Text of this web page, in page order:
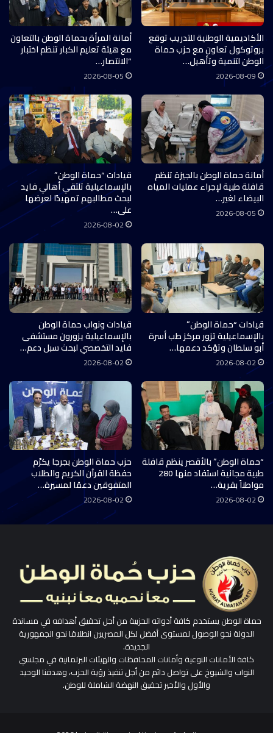
الأكاديمية الوطنية للتدريب توقع
بروتوكول تعاون مع حزب حماة
الوطن لتنمية وتأهيل…
2026-08-09
أمانة المرأة بحماة الوطن بالتعاون
مع هيئة تعليم الكبار تنظم اختبار
“الانتصار…
2026-08-05
أمانة حماة الوطن بالجيزة تنظم
قافلة طبية لإجراء عمليات المياه
البيضاء لغير…
2026-08-05
قيادات “حماة الوطن”
بالإسماعيلية تلتقي أهالي فايد
لبحث مطالبهم تمهيدًا لعرضها
على…
2026-08-02
قيادات “حماة الوطن”
بالإسماعيلية تزور مركز طب أسرة
أبو سلطان وتؤكد دعمها…
2026-08-02
قيادات ونواب حماة الوطن
بالإسماعيلية يزورون مستشفى
فايد التخصصي لبحث سبل دعم…
2026-08-02
“حماة الوطن” بالأقصر ينظم قافلة
طبية مجانية استفاد منها 280
مواطناً بقرية…
2026-08-02
حزب حماة الوطن بجرجا يكرّم
حفظة القرآن الكريم والطلاب
المتفوقين دعمًا لمسيرة…
2026-08-02
حماة الوطن يستخدم كافة أدواته الحزبية من أجل تحقيق أهدافه في مساندة
الدولة نحو الوصول لمستوى أفضل لكل المصريين انطلاقا نحو الجمهورية
الجديدة.
كافة الأمانات النوعية وأمانات المحافظات والهيئات البرلمانية في مجلسي
النواب والشيوخ على تواصل دائم من أجل تنفيذ رؤية الحزب، وهدفنا الوحيد
والأول والأخير تحقيق النهضة الشاملة للوطن.